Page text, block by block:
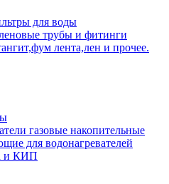
для воды
трубы и фитинги
лента,лен и прочее.
газовые накопительные
для водонагревателей
и КИП